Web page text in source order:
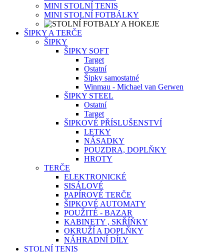
MINI STOLNÍ TENIS
MINI STOLNÍ FOTBÁLKY
ŠIPKY A TERČE
ŠIPKY
ŠIPKY SOFT
Target
Ostatní
Šipky samostatné
Winmau - Michael van Gerwen
ŠIPKY STEEL
Ostatní
Target
ŠIPKOVÉ PŘÍSLUŠENSTVÍ
LETKY
NÁSADKY
POUZDRA, DOPLŇKY
HROTY
TERČE
ELEKTRONICKÉ
SISÁLOVÉ
PAPÍROVÉ TERČE
ŠIPKOVÉ AUTOMATY
POUŽITÉ - BAZAR
KABINETY , SKŘÍŇKY
OKRUŽÍ A DOPLŇKY
NÁHRADNÍ DÍLY
STOLNÍ TENIS